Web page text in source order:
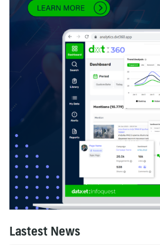
Lastest News